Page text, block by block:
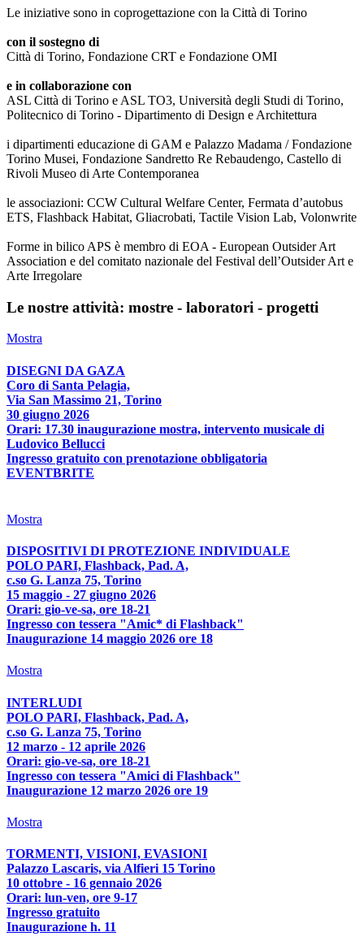
Le iniziative sono in coprogettazione con la Città di Torino
con il sostegno di
Città di Torino, Fondazione CRT e Fondazione OMI
e in collaborazione con
ASL Città di Torino e ASL TO3, Università degli Studi di Torino,
Politecnico di Torino - Dipartimento di Design e Architettura
i dipartimenti educazione di GAM e Palazzo Madama / Fondazione
Torino Musei, Fondazione Sandretto Re Rebaudengo, Castello di
Rivoli Museo di Arte Contemporanea
le associazioni: CCW Cultural Welfare Center, Fermata d’autobus
ETS, Flashback Habitat, Gliacrobati, Tactile Vision Lab, Volonwrite
Forme in bilico APS è membro di EOA - European Outsider Art
Association e del comitato nazionale del Festival dell’Outsider Art e
Arte Irregolare
Le nostre attività: mostre - laboratori - progetti
Mostra
DISEGNI DA GAZA
Coro di Santa Pelagia,
Via San Massimo 21, Torino
30 giugno 2026
Orari: 17.30 inaugurazione mostra, intervento musicale di
Ludovico Bellucci
Ingresso gratuito con prenotazione obbligatoria
EVENTBRITE
Mostra
DISPOSITIVI DI PROTEZIONE INDIVIDUALE
POLO PARI, Flashback, Pad. A,
c.so G. Lanza 75, Torino
15 maggio - 27 giugno 2026
Orari: gio-ve-sa, ore 18-21
Ingresso con tessera "Amic* di Flashback"
Inaugurazione 14 maggio 2026 ore 18
Mostra
INTERLUDI
POLO PARI, Flashback, Pad. A,
c.so G. Lanza 75, Torino
12 marzo - 12 aprile 2026
Orari: gio-ve-sa, ore 18-21
Ingresso con tessera "Amici di Flashback"
Inaugurazione 12 marzo 2026 ore 19
Mostra
TORMENTI, VISIONI, EVASIONI
Palazzo Lascaris, via Alfieri 15 Torino
10 ottobre - 16 gennaio 2026
Orari: lun-ven, ore 9-17
Ingresso gratuito
Inaugurazione h. 11